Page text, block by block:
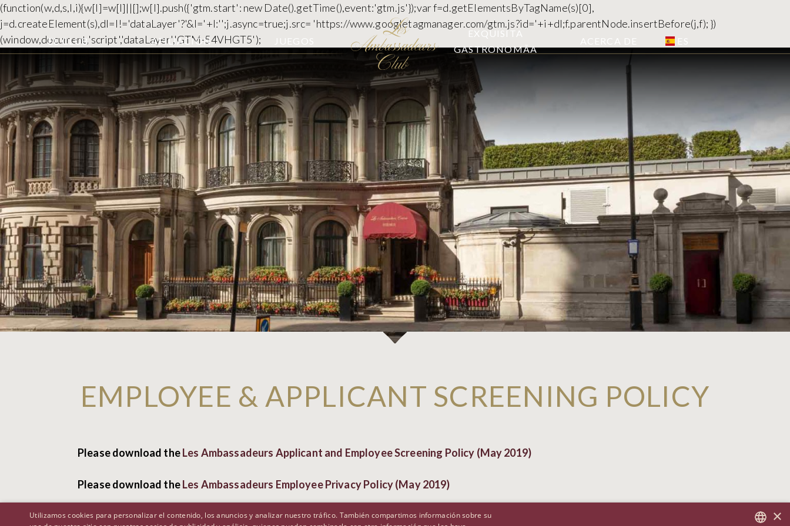
(function(w,d,s,l,i){w[l]=w[l]||[];w[l].push({'gtm.start': new Date().getTime(),event:'gtm.js'});var f=d.getElementsByTagName(s)[0],
j=d.createElement(s),dl=l!='dataLayer'?'&l='+l:'';j.async=true;j.src= 'https://www.googletagmanager.com/gtm.js?id='+i+dl;f.parentNode.insertBefore(j,f); })
(window,document,'script','dataLayer','GTM-54VHGT5');
EL CLUB AFILIACIÓN JUEGOS
EXQUISITA
GASTRONOMÃ­A
ACERCA DE ES
EMPLOYEE & APPLICANT SCREENING POLICY
Please download theLes Ambassadeurs Applicant and Employee Screening Policy (May 2019)
Please download theLes Ambassadeurs Employee Privacy Policy (May 2019)
×
Utilizamos cookies para personalizar el contenido, los anuncios y analizar nuestro tráfico. También compartimos información sobre su